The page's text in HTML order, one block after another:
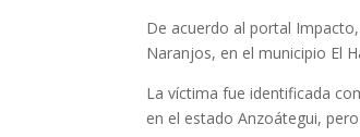
De acuerdo al portal
Naranjos, en el municipio El
La víctima fue identificada
en el estado Anzoátegui,